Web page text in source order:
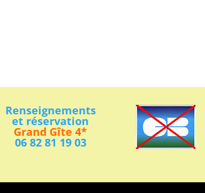
Renseignements
et réservation
Grand Gîte 4*
06 82 81 19 03